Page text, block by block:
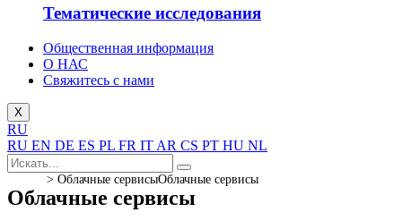
Тематические исследования
Общественная информация
О НАС
Свяжитесь с нами
X
RU
RU EN DE ES PL FR IT AR CS PT HU NL
> Облачные сервисыОблачные сервисы
Облачные сервисы